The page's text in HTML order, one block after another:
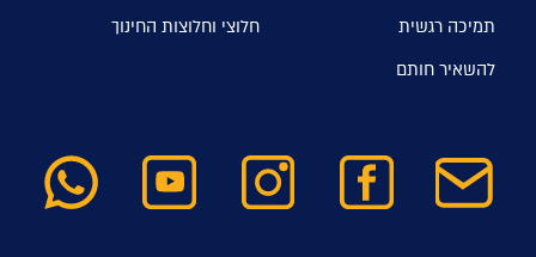
תמיכה רגשית
חלוצי וחלוצות החינוך
להשאיר חותם